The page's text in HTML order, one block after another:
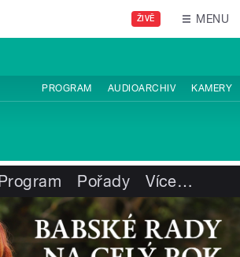
ŽIVĚ MENU
PROGRAM AUDIOARCHIV KAMERY
Pořady Více…